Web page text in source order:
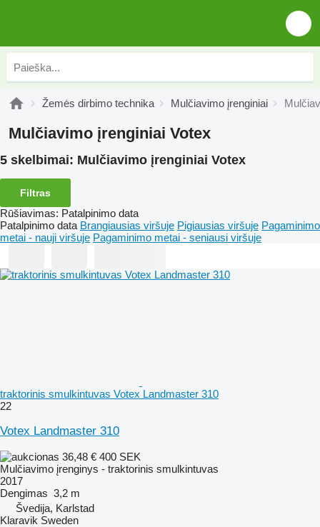
Žemės dirbimo technika Mulčiavimo įrenginiai
Mulčiavimo įrenginiai Votex
5 skelbimai: Mulčiavimo įrenginiai Votex
Filtras
Rūšiavimas: Patalpinimo data
Patalpinimo data Brangiausias viršuje Pigiausias viršuje Pagaminimo
metai - nauji viršuje Pagaminimo metai - seniausi viršuje
traktorinis smulkintuvas Votex Landmaster 310
22
Votex Landmaster 310
36,48 € 400 SEK
Mulčiavimo įrenginys - traktorinis smulkintuvas
2017
Dengimas 3,2 m
Švedija, Karlstad
Klaravik Sweden